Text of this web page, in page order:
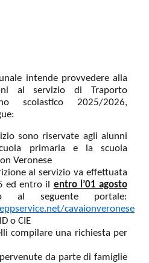
intende provvedere alla
al servizio di Traporto
scolastico 2025/2026,
sono riservate agli alunni
primaria e la scuola
Veronese
al servizio va effettuata
ed entro il entro l’01 agosto
al seguente portale:
cavaionveronese
o CIE
compilare una richiesta per
da parte di famiglie